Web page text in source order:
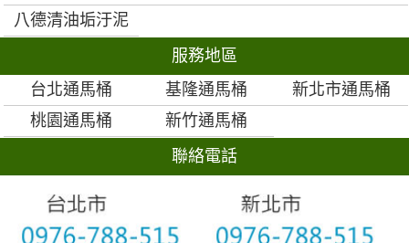
八德清油垢汙泥
服務地區
台北通馬桶
基隆通馬桶
新北市通馬桶
桃園通馬桶
新竹通馬桶
聯絡電話